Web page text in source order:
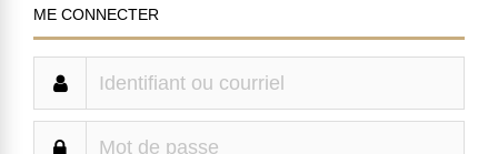
ME CONNECTER